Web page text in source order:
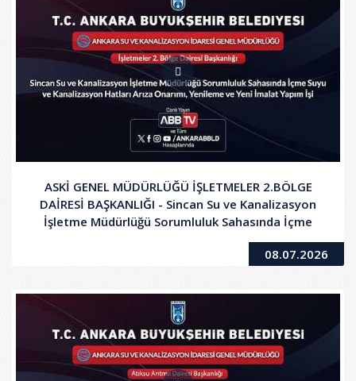
ASKİ GENEL MÜDÜRLÜĞÜ İŞLETMELER 2.BÖLGE
DAİRESİ BAŞKANLIĞI - Sincan Su ve Kanalizasyon
İşletme Müdürlüğü Sorumluluk Sahasında İçme
Suyu ve Kanalizasyon Hatları Arıza Onarımı,
Yenileme ve Yeni İmalat Yapım İşi08.07.2026